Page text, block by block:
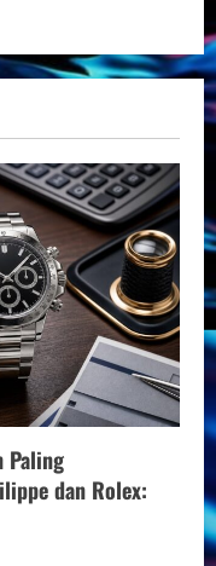
Paling
dan Rolex: